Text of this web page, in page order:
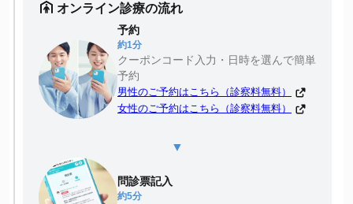
オンライン診療の流れ
予約
約1分
クーポンコード入力・日時を選んで簡単
予約
男性のご予約はこちら（診察料無料）
女性のご予約はこちら（診察料無料）
▼
問診票記入
約5分